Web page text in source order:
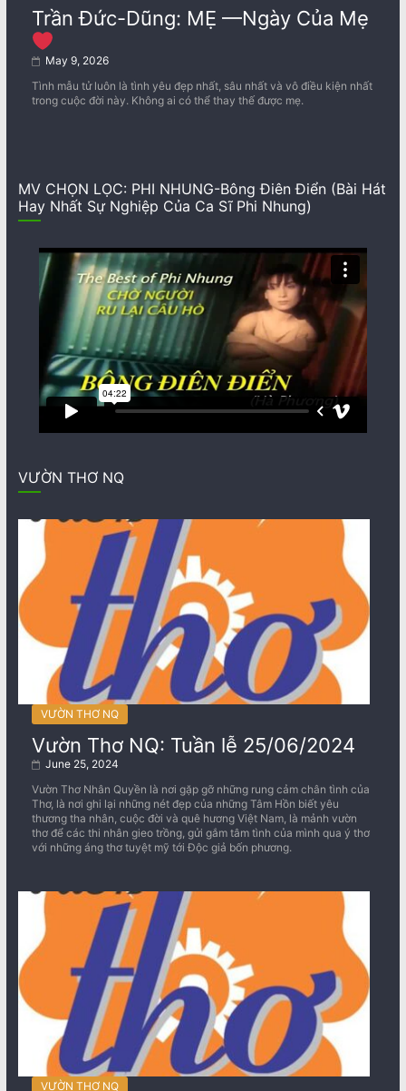
Trần Đức-Dũng: MẸ —Ngày Của Mẹ
May 9, 2026
Tình mẫu tử luôn là tình yêu đẹp nhất, sâu nhất và vô điều kiện nhất
trong cuộc đời này. Không ai có thể thay thế được mẹ.
MV CHỌN LỌC: PHI NHUNG-Bông Điên Điển (Bài Hát
Hay Nhất Sự Nghiệp Của Ca Sĩ Phi Nhung)
VƯỜN THƠ NQ
VƯỜN THƠ NQ
Vườn Thơ NQ: Tuần lễ 25/06/2024
June 25, 2024
Vườn Thơ Nhân Quyền là nơi gặp gỡ những rung cảm chân tình của
Thơ, là nơi ghi lại những nét đẹp của những Tâm Hồn biết yêu
thương tha nhân, cuộc đời và quê hương Việt Nam, là mảnh vườn
thơ để các thi nhân gieo trồng, gửi gắm tâm tình của mình qua ý thơ
với những áng thơ tuyệt mỹ tới Độc giả bốn phương.
VƯỜN THƠ NQ